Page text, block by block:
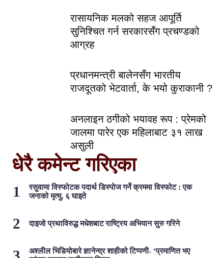
रासायनिक मलको सहज आपूर्ति
सुनिश्चित गर्न सरकारसँग प्रचण्डको
आग्रह
प्रधानमन्त्री बालेनसँग भारतीय
राजदूतको भेटवार्ता, के भयो कुराकानी ?
अनलाइन ठगीको भयावह रूप : प्रेमको
जालमा पारेर एक महिलाबाट ३१ लाख
असुली
धेरै कमेन्ट गरिएका
रसुवामा विस्फोटक पदार्थ डिस्पोज गर्ने क्रममा विस्फोट : एक
जनाको मृत्यु, ६ घाइते
दाइजो प्रथाविरुद्ध मधेशबाट राष्ट्रिय अभियान सुरु गरिने
अश्लील भिडियोबारे ज्ञानेन्द्र शाहीको टिप्पणी- ‘प्रमाणित भए